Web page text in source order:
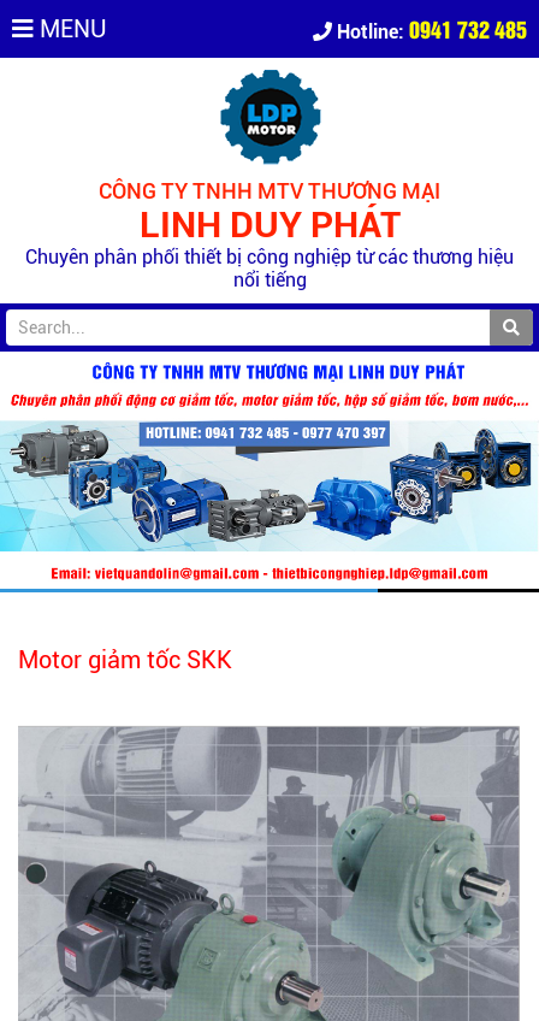
MENU Hotline: 0941 732 485
CÔNG TY TNHH MTV THƯƠNG MẠI
LINH DUY PHÁT
Chuyên phân phối thiết bị công nghiệp từ các thương hiệu
nổi tiếng
Motor giảm tốc SKK